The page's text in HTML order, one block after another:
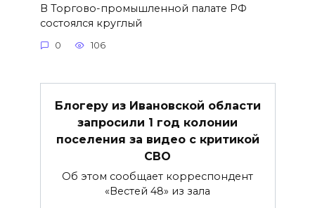
В Торгово-промышленной палате РФ
состоялся круглый
0 106
Блогеру из Ивановской области
запросили 1 год колонии
поселения за видео с критикой
СВО
Об этом сообщает корреспондент
«Вестей 48» из зала